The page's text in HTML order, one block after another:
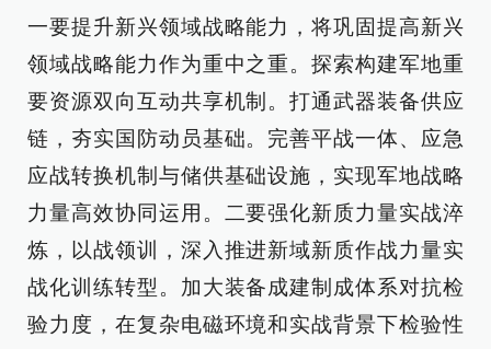
一要提升新兴领域战略能力，将巩固提高新兴
领域战略能力作为重中之重。探索构建军地重
要资源双向互动共享机制。打通武器装备供应
链，夯实国防动员基础。完善平战一体、应急
应战转换机制与储供基础设施，实现军地战略
力量高效协同运用。二要强化新质力量实战淬
炼，以战领训，深入推进新域新质作战力量实
战化训练转型。加大装备成建制成体系对抗检
验力度，在复杂电磁环境和实战背景下检验性